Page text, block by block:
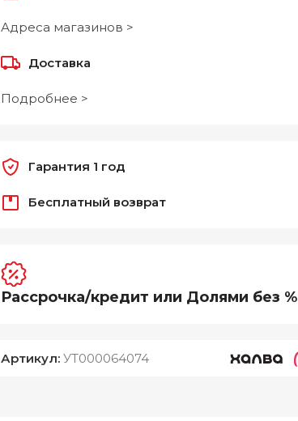
Адреса магазинов >
Доставка
Подробнее >
Гарантия 1 год
Бесплатный возврат
Рассрочка/кредит или Долями без %
Артикул: УТ000064074